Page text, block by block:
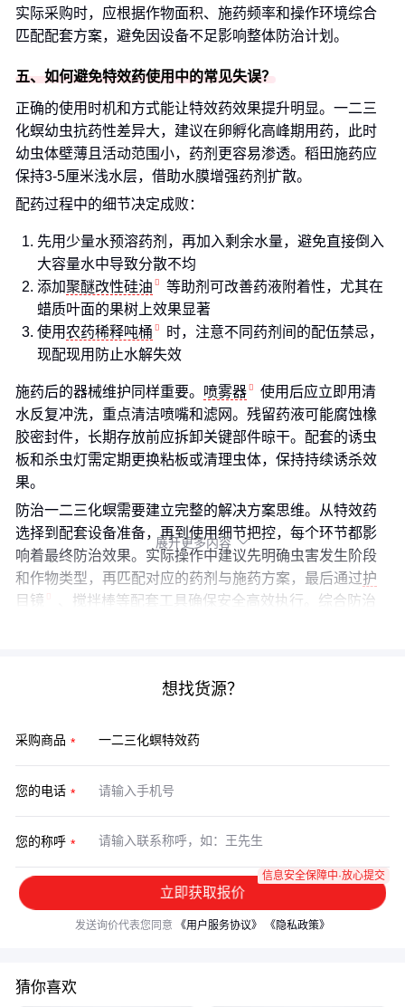
实际采购时，应根据作物面积、施药频率和操作环境综合
匹配配套方案，避免因设备不足影响整体防治计划。
五、如何避免特效药使用中的常见失误？
正确的使用时机和方式能让特效药效果提升明显。一二三
化螟幼虫抗药性差异大，建议在卵孵化高峰期用药，此时
幼虫体壁薄且活动范围小，药剂更容易渗透。稻田施药应
保持3-5厘米浅水层，借助水膜增强药剂扩散。
配药过程中的细节决定成败：
先用少量水预溶药剂，再加入剩余水量，避免直接倒入
大容量水中导致分散不均
添加聚醚改性硅油
等助剂可改善药液附着性，尤其在
蜡质叶面的果树上效果显著
使用农药稀释吨桶
时，注意不同药剂间的配伍禁忌，
现配现用防止水解失效
施药后的器械维护同样重要。 喷雾器
使用后应立即用清
水反复冲洗，重点清洁喷嘴和滤网。残留药液可能腐蚀橡
胶密封件，长期存放前应拆卸关键部件晾干。配套的诱虫
板和杀虫灯需定期更换粘板或清理虫体，保持持续诱杀效
果。
防治一二三化螟需要建立完整的解决方案思维。从特效药
选择到配套设备准备，再到使用细节把控，每个环节都影
响着最终防治效果。实际操作中建议先明确虫害发生阶段
和作物类型，再匹配对应的药剂与施药方案，最后通过护
目镜
、搅拌棒等配套工具确保安全高效执行。综合防治
展开更多内容 
想找货源？
采购商品
您的电话
您的称呼
立即获取报价
信息安全保障中·放心提交
发送询价代表您同意 《用户服务协议》 《隐私政策》
猜你喜欢